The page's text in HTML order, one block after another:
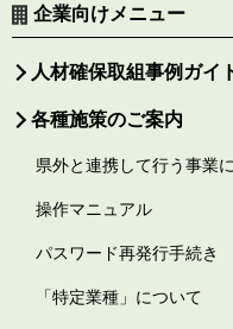
企業向けメニュー
人材確保取組事例ガイ
各種施策のご案内
県外と連携して行う事業
操作マニュアル
パスワード再発行手続き
「特定業種」について